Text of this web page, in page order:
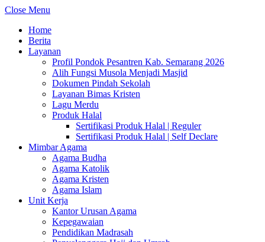
Close Menu
Home
Berita
Layanan
Profil Pondok Pesantren Kab. Semarang 2026
Alih Fungsi Musola Menjadi Masjid
Dokumen Pindah Sekolah
Layanan Bimas Kristen
Lagu Merdu
Produk Halal
Sertifikasi Produk Halal | Reguler
Sertifikasi Produk Halal | Self Declare
Mimbar Agama
Agama Budha
Agama Katolik
Agama Kristen
Agama Islam
Unit Kerja
Kantor Urusan Agama
Kepegawaian
Pendidikan Madrasah